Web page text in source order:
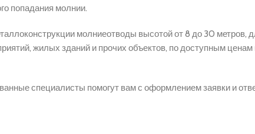
попадания молнии.
молниеотводы высотой от 8 до 30 метров,
жилых зданий и прочих объектов, по доступным ценам
специалисты помогут вам с оформлением заявки и